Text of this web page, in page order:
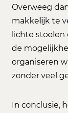
Overweeg
makkelijk te
lichte
de
organiseren
zonder veel
In conclusie,